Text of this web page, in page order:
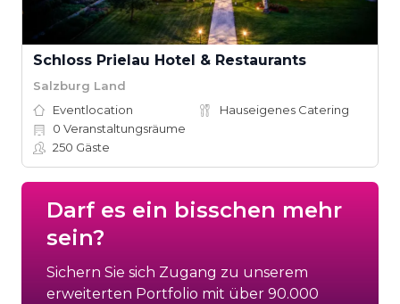
Schloss Prielau Hotel & Restaurants
Salzburg Land
Eventlocation
Hauseigenes Catering
0 Veranstaltungsräume
250 Gäste
Darf es ein bisschen mehr
sein?
Sichern Sie sich Zugang zu unserem
erweiterten Portfolio mit über 90.000